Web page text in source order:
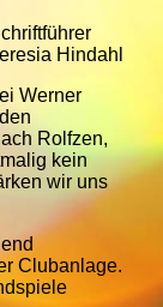
Hindahl
Werner
Rolfzen,
kein
wir uns
Clubanlage.